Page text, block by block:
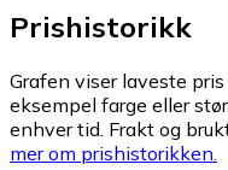
Prishistorikk
Grafen viser laveste
eksempel farge eller
enhver tid. Frakt og
mer om prishistorikken.